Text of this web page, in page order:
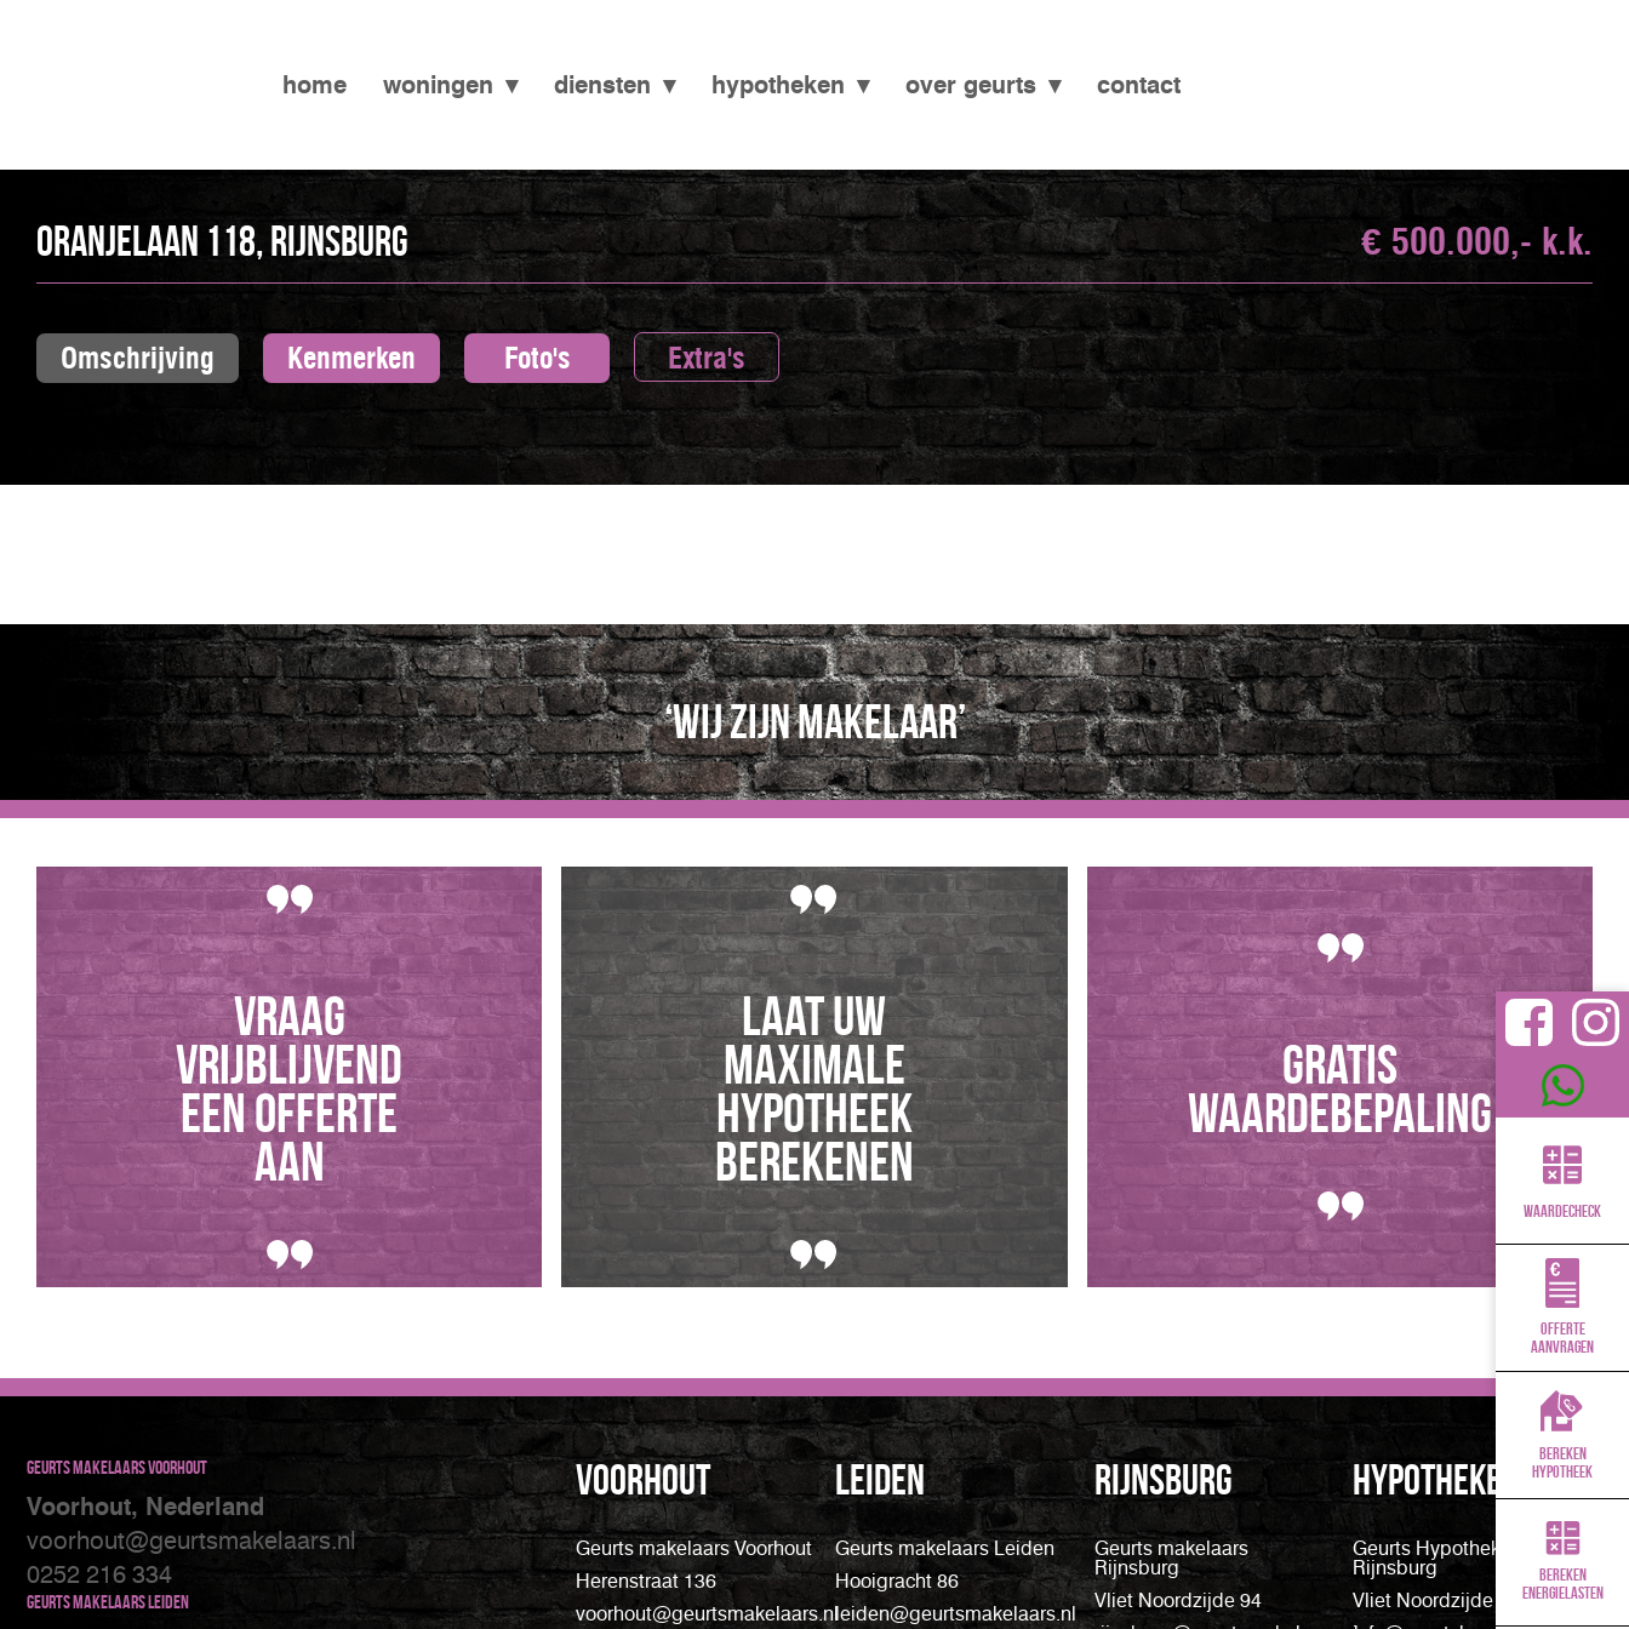
home woningen diensten hypotheken over geurts contact
Oranjelaan 118, RIJNSBURG € 500.000,- k.k.
Omschrijving Kenmerken Foto's Extra's
‘Wij zijn makelaar’
Vraag
vrijblijvend
een offerte
aan
Laat uw
maximale
hypotheek
berekenen
GRATIS
WAARDEBEPALING
Geurts makelaars Voorhout
Voorhout, Nederland
voorhout@geurtsmakelaars.nl
0252 216 334
Geurts makelaars Leiden
Voorhout
Geurts makelaars Voorhout
Herenstraat 136
voorhout@geurtsmakelaars.nl
Leiden
Geurts makelaars Leiden
Hooigracht 86
leiden@geurtsmakelaars.nl
Rijnsburg
Geurts makelaars
Rijnsburg
Vliet Noordzijde 94
Hypotheken
Geurts Hypotheken
Rijnsburg
Vliet Noordzijde 94
Waardecheck
offerte
aanvragen
bereken
hypotheek
Bereken
energielasten